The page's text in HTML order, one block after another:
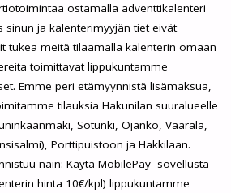
ostamalla adventtikalenteri
sinun ja kalenterimyyjän tiet eivät
tukea meitä tilaamalla kalenterin omaan
toimittavat lippukuntamme
Emme peri etämyynnistä lisämaksua,
tilauksia Hakunilan suuralueelle
Sotunki, Ojanko, Vaarala,
Porttipuistoon ja Hakkilaan.
näin: Käytä MobilePay -sovellusta
hinta 10€/kpl) lippukuntamme